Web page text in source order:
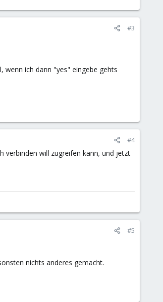
#3
wenn ich dann "yes" eingebe gehts
#4
verbinden will zugreifen kann, und jetzt
#5
nichts anderes gemacht.